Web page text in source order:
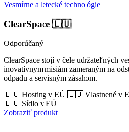
Vesmírne a letecké technológie
ClearSpace 🇱🇺
Odporúčaný
ClearSpace stojí v čele udržateľných
inovatívnym misiám zameraným na
odpadu a servisným zásahom.
🇪🇺 Hosting v EÚ 🇪🇺 Vlastnené v
🇪🇺 Sídlo v EÚ
Zobraziť produkt